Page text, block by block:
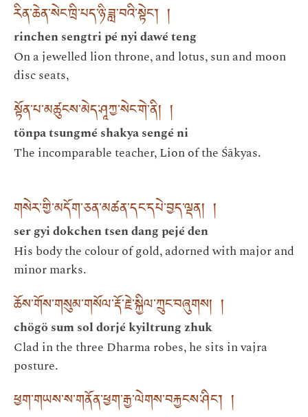
རིན་ཆེན་སེང་ཁྲི་པད་ཉི་ཟླ་བའི་སྟེང་། །
rinchen sengtri pé nyi dawé teng
On a jewelled lion throne, and lotus, sun and moon
disc seats,
སྟོན་པ་མཚུངས་མེད་ཤཱཀྱ་སེང་གེ་ནི། །
tönpa tsungmé shakya sengé ni
The incomparable teacher, Lion of the Śākyas.
གསེར་གྱི་མདོག་ཅན་མཚན་དང་དཔེ་བྱད་ལྡན། །
ser gyi dokchen tsen dang pejé den
His body the colour of gold, adorned with major and
minor marks.
ཆོས་གོས་གསུམ་གསོལ་རྡོ་རྗེ་སྐྱིལ་ཀྲུང་བཞུགས། །
chögö sum sol dorjé kyiltrung zhuk
Clad in the three Dharma robes, he sits in vajra
posture.
ཕྱག་གཡས་ས་གནོན་ཕྱག་རྒྱ་ལེགས་བརྐྱངས་ཤིང་། །